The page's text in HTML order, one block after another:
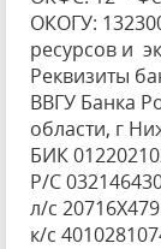
ОКОГУ:
ресурсов и
Реквизиты
ВВГУ Банка
области, г
БИК
Р/С
л/с
к/с